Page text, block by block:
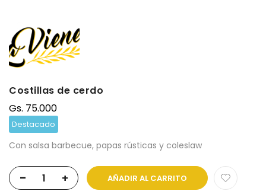
Costillas de cerdo
Gs. 75.000
Destacado
Con salsa barbecue, papas rústicas y coleslaw
- + AÑADIR AL CARRITO